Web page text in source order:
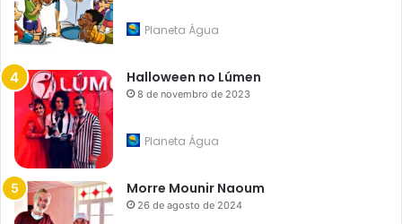
Planeta Água
Halloween no Lúmen
8 de novembro de 2023
Planeta Água
Morre Mounir Naoum
26 de agosto de 2024